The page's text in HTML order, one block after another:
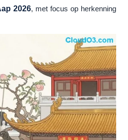
2026, met focus op herkenning